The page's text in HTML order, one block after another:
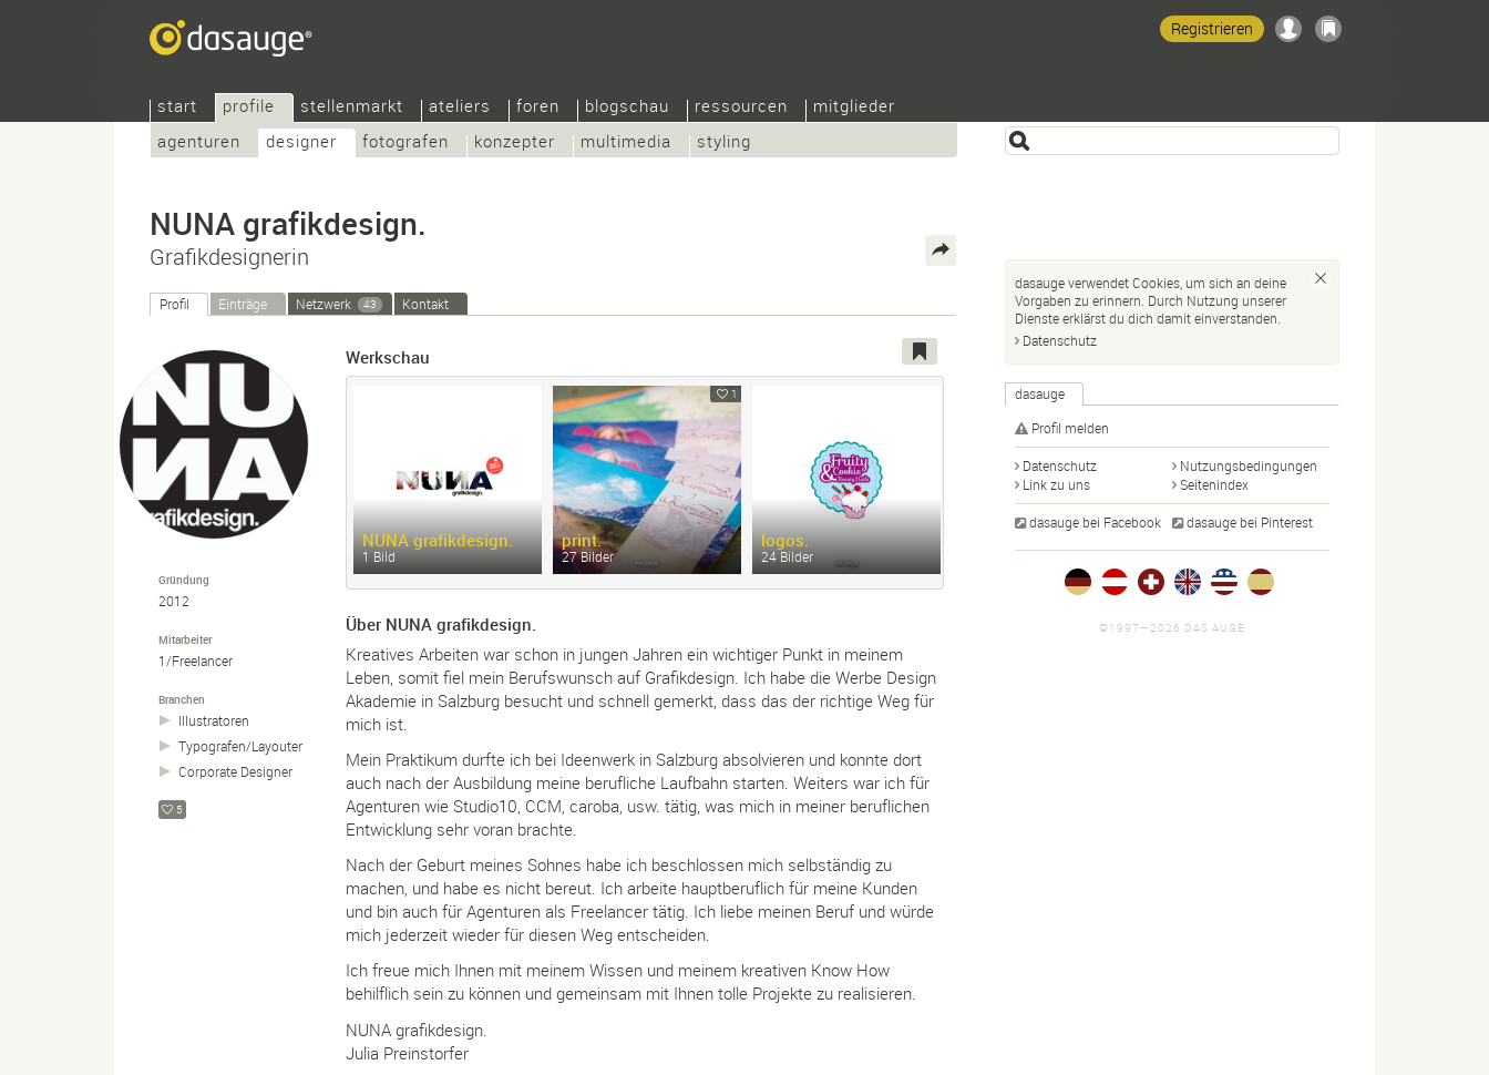
start
profile
agenturen
designer fotografen konzepter multimedia styling
stellenmarkt ateliers foren blogschau ressourcen mitglieder
Registrieren
NUNA grafikdesign.
Grafikdesignerin
Profil Einträge Netzwerk 43 Kontakt
Gründung
2012
Mitarbeiter
1/Freelancer
Branchen
Illustratoren
Typografen/Layouter
Corporate Designer
5
Werkschau
NUNA grafikdesign.
1 Bild
1
print.
27 Bilder
logos.
24 Bilder 3 Bilder
Über NUNA grafikdesign.
Kreatives Arbeiten war schon in jungen Jahren ein wichtiger Punkt in meinem
Leben, somit fiel mein Berufswunsch auf Grafikdesign. Ich habe die Werbe Design
Akademie in Salzburg besucht und schnell gemerkt, dass das der richtige Weg für
mich ist.
Mein Praktikum durfte ich bei Ideenwerk in Salzburg absolvieren und konnte dort
auch nach der Ausbildung meine berufliche Laufbahn starten. Weiters war ich für
Agenturen wie Studio10, CCM, caroba, usw. tätig, was mich in meiner beruflichen
Entwicklung sehr voran brachte.
Nach der Geburt meines Sohnes habe ich beschlossen mich selbständig zu
machen, und habe es nicht bereut. Ich arbeite hauptberuflich für meine Kunden
und bin auch für Agenturen als Freelancer tätig. Ich liebe meinen Beruf und würde
mich jederzeit wieder für diesen Weg entscheiden.
Ich freue mich Ihnen mit meinem Wissen und meinem kreativen Know How
behilflich sein zu können und gemeinsam mit Ihnen tolle Projekte zu realisieren.
NUNA grafikdesign.
Julia Preinstorfer
dasauge verwendet Cookies, um sich an deine
Vorgaben zu erinnern. Durch Nutzung unserer
Dienste erklärst du dich damit einverstanden.
Datenschutz
dasauge
Profil melden
Datenschutz
Nutzungsbedingungen
Link zu uns
Seitenindex
dasauge bei Facebook dasauge bei Pinterest
©1997—2026 DAS AUGE